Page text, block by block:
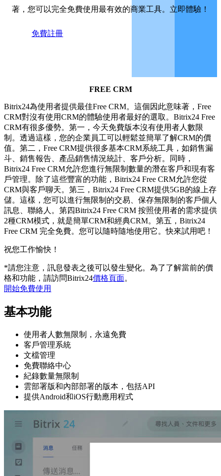
著，您可以完全免費使用最有效的商業工具。立即體驗！
免費註冊
FREE CRM
Bitrix24為使用者提供最佳Free CRM。這個因此意味著，Free
CRM對沒有使用CRM的體驗使用者最好的選取。Bitrix24 Free
CRM有很多優勢。第一，今天免費版本沒有使用者人數限
制。透過這樣，您的企業員工可以輕鬆並簡單了解CRM的價
值。第二，Free CRM提供很多基本CRM系統工具，如銷售漏
斗、銷售報告、產品銷售情況統計、客戶分析。同時，
Bitrix24 Free CRM允許您進行無限制數量的潛在客戶和現有客
戶管理。除了這些豐富的功能，Bitrix24 Free CRM允許您從
CRM與客戶聊天。第三，Bitrix24 Free CRM提供5GB的線上存
儲。這樣，您可以進行無限制的交易、保存無限制的客戶個人
訊息、聯絡人。第四Bitrix24 Free CRM 按照使用者的需求提供
2種CRM模式，就是簡單CRM和經典CRM。第五，Bitrix24
Free CRM 完全免費。您可以隨時隨地使用它。快來試用吧！
祝您工作愉快！
*請您注意，訊息發表之後可以發生變化。為了了解當前的價
格和功能，請訪問Bitrix24價格頁面。
開始免費使用
基本功能
使用者人數無限制，永遠免費
客戶管理系統
文檔管理
免費聯絡中心
紀錄數量無限制
雲部署版和內部部署的版本，包括API
提供Android和iOS行動應用程式